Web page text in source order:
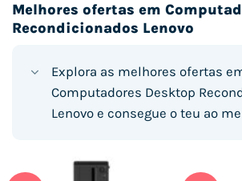
Melhores ofertas em
Recondicionados Lenovo
Explora as melhores ofertas
Computadores Desktop
Lenovo e consegue o teu ao